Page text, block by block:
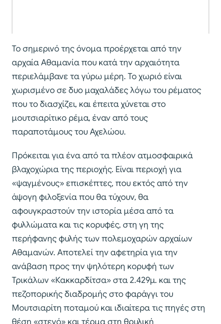
Το σημερινό της όνομα προέρχεται από την
αρχαία Αθαμανία που κατά την αρχαιότητα
περιελάμβανε τα γύρω μέρη. Το χωριό είναι
χωρισμένο σε δυο μαχαλάδες λόγω του ρέματος
που το διασχίζει, και έπειτα χύνεται στο
μουτσιαρίτικο ρέμα, έναν από τους
παραποτάμους του Αχελώου.
Πρόκειται για ένα από τα πλέον ατμοσφαιρικά
βλαχοχώρια της περιοχής. Είναι περιοχή για
«ψαγμένους» επισκέπτες, που εκτός από την
άψογη φιλοξενία που θα τύχουν, θα
αφουγκραστούν την ιστορία μέσα από τα
φυλλώματα και τις κορυφές, στη γη της
περήφανης φυλής των πολεμοχαρών αρχαίων
Αθαμανών. Αποτελεί την αφετηρία για την
ανάβαση προς την ψηλότερη κορυφή των
Τρικάλων «Κακκαρδίτσα» στα 2.429μ. και της
πεζοπορικής διαδρομής στο φαράγγι του
Μουτσιαρίτη ποταμού και ιδιαίτερα τις πηγές στη
θέση «στενό» και τέρμα στη θρυλική